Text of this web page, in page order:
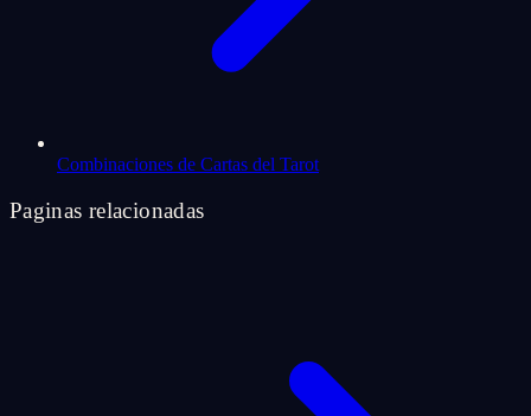
Combinaciones de Cartas del Tarot
Paginas relacionadas